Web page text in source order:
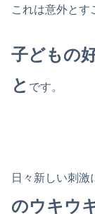
これは意外とす
子どもの
と です。
日々新しい刺激
のウキウ